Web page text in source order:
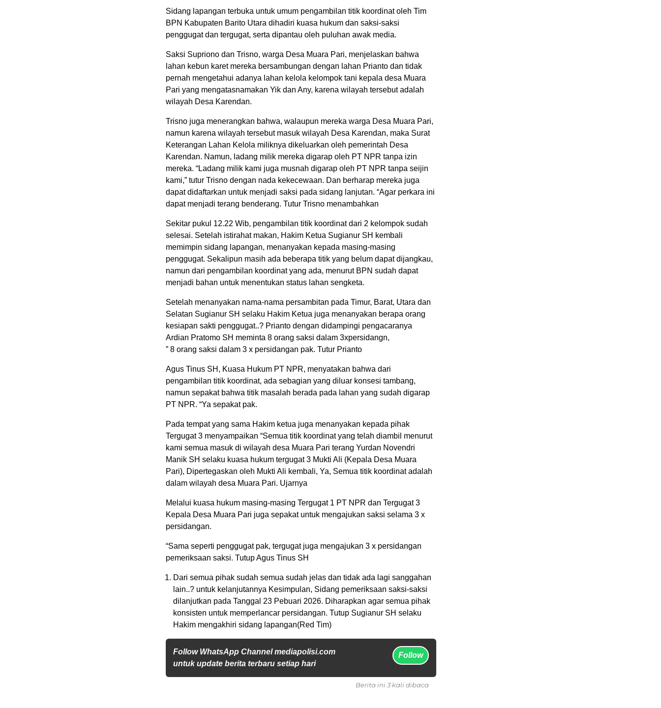
Sidang lapangan terbuka untuk umum pengambilan titik koordinat oleh Tim
BPN Kabupaten Barito Utara dihadiri kuasa hukum dan saksi-saksi
penggugat dan tergugat, serta dipantau oleh puluhan awak media.
Saksi Supriono dan Trisno, warga Desa Muara Pari, menjelaskan bahwa
lahan kebun karet mereka bersambungan dengan lahan Prianto dan tidak
pernah mengetahui adanya lahan kelola kelompok tani kepala desa Muara
Pari yang mengatasnamakan Yik dan Any, karena wilayah tersebut adalah
wilayah Desa Karendan.
Trisno juga menerangkan bahwa, walaupun mereka warga Desa Muara Pari,
namun karena wilayah tersebut masuk wilayah Desa Karendan, maka Surat
Keterangan Lahan Kelola miliknya dikeluarkan oleh pemerintah Desa
Karendan. Namun, ladang milik mereka digarap oleh PT NPR tanpa izin
mereka. “Ladang milik kami juga musnah digarap oleh PT NPR tanpa seijin
kami,” tutur Trisno dengan nada kekecewaan. Dan berharap mereka juga
dapat didaftarkan untuk menjadi saksi pada sidang lanjutan. “Agar perkara ini
dapat menjadi terang benderang. Tutur Trisno menambahkan
Sekitar pukul 12.22 Wib, pengambilan titik koordinat dari 2 kelompok sudah
selesai. Setelah istirahat makan, Hakim Ketua Sugianur SH kembali
memimpin sidang lapangan, menanyakan kepada masing-masing
penggugat. Sekalipun masih ada beberapa titik yang belum dapat dijangkau,
namun dari pengambilan koordinat yang ada, menurut BPN sudah dapat
menjadi bahan untuk menentukan status lahan sengketa.
Setelah menanyakan nama-nama persambitan pada Timur, Barat, Utara dan
Selatan Sugianur SH selaku Hakim Ketua juga menanyakan berapa orang
kesiapan sakti penggugat..? Prianto dengan didampingi pengacaranya
Ardian Pratomo SH meminta 8 orang saksi dalam 3xpersidangn,
” 8 orang saksi dalam 3 x persidangan pak. Tutur Prianto
Agus Tinus SH, Kuasa Hukum PT NPR, menyatakan bahwa dari
pengambilan titik koordinat, ada sebagian yang diluar konsesi tambang,
namun sepakat bahwa titik masalah berada pada lahan yang sudah digarap
PT NPR. “Ya sepakat pak.
Pada tempat yang sama Hakim ketua juga menanyakan kepada pihak
Tergugat 3 menyampaikan “Semua titik koordinat yang telah diambil menurut
kami semua masuk di wilayah desa Muara Pari terang Yurdan Novendri
Manik SH selaku kuasa hukum tergugat 3 Mukti Ali (Kepala Desa Muara
Pari), Dipertegaskan oleh Mukti Ali kembali, Ya, Semua titik koordinat adalah
dalam wilayah desa Muara Pari. Ujarnya
Melalui kuasa hukum masing-masing Tergugat 1 PT NPR dan Tergugat 3
Kepala Desa Muara Pari juga sepakat untuk mengajukan saksi selama 3 x
persidangan.
“Sama seperti penggugat pak, tergugat juga mengajukan 3 x persidangan
pemeriksaan saksi. Tutup Agus Tinus SH
Dari semua pihak sudah semua sudah jelas dan tidak ada lagi sanggahan
lain..? untuk kelanjutannya Kesimpulan, Sidang pemeriksaan saksi-saksi
dilanjutkan pada Tanggal 23 Pebuari 2026. Diharapkan agar semua pihak
konsisten untuk memperlancar persidangan. Tutup Sugianur SH selaku
Hakim mengakhiri sidang lapangan(Red Tim)
Follow WhatsApp Channel mediapolisi.com
untuk update berita terbaru setiap hari
Follow
Berita ini 3 kali dibaca